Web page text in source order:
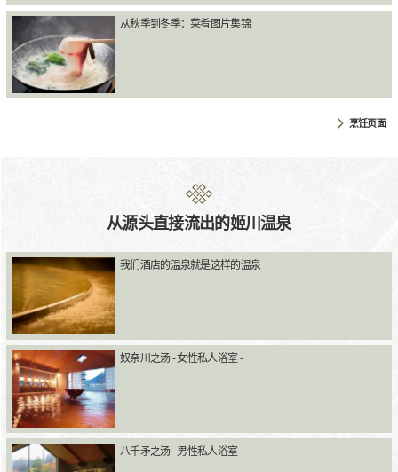
从秋季到冬季：菜肴图片集锦
烹饪页面
从源头直接流出的姬川温泉
我们酒店的温泉就是这样的温泉
奴奈川之汤 - 女性私人浴室 -
八千矛之汤 - 男性私人浴室 -